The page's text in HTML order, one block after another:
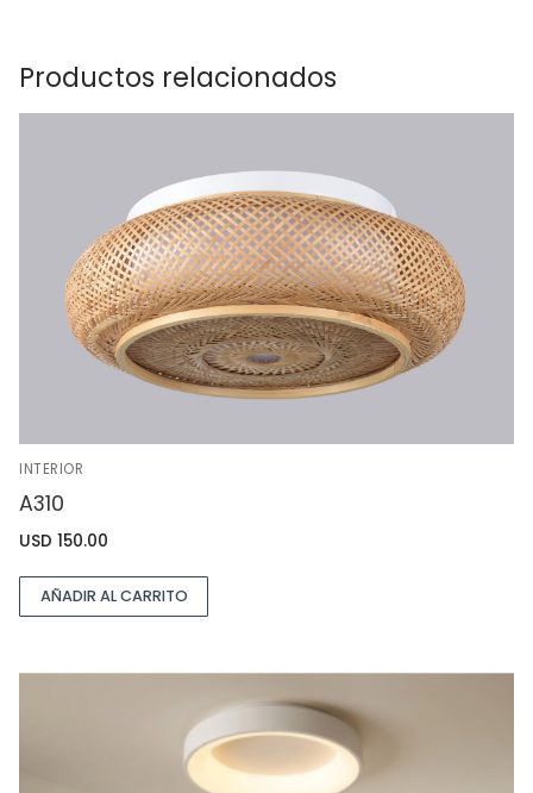
Productos relacionados
INTERIOR
A310
USD 150.00
AÑADIR AL CARRITO